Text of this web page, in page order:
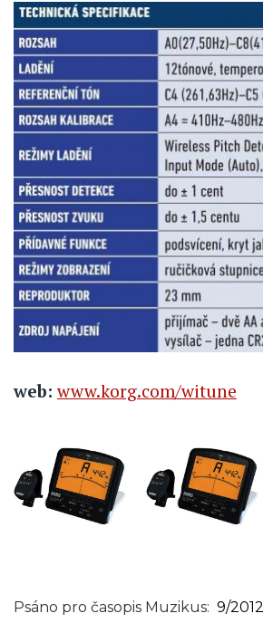
web: www.korg.com/witune
Psáno pro časopis Muzikus 9/2012